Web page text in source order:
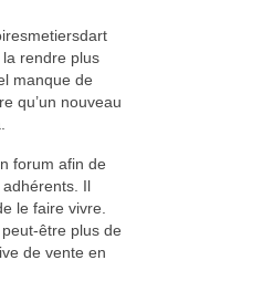
rendre plus
manque de
qu’un nouveau
forum afin de
Il
le faire vivre.
être plus de
de vente en